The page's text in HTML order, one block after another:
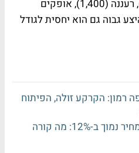
(2,060), קריית אונו (1,550), רעננה (1,400), אופקים
(1,150) ההיצע גבוה גם הוא יחסית לגודל
רמון: הקרקע זולה, הפיתוח
מעבר לגבול תל אביב, במחיר נמוך ב-12%: מה קורה